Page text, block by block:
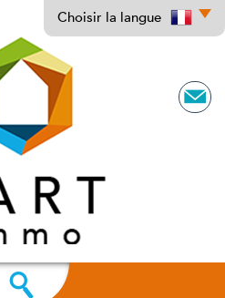
Choisir la langue